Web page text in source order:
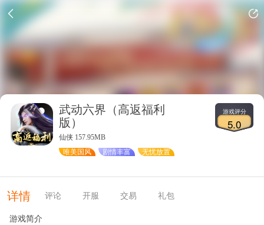
武动六界（高返福利
版）
仙侠 157.95MB
唯美国风
剧情丰富 无忧放置
游戏评分
5.0
详情 评论 开服 交易 礼包
游戏简介